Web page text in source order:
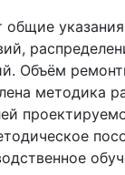
общие
Объём
методика